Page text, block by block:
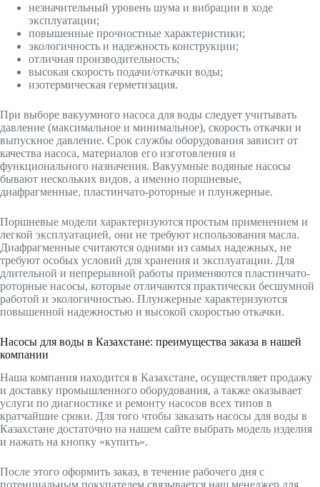
незначительный уровень шума и вибрации в ходе
эксплуатации;
повышенные прочностные характеристики;
экологичность и надежность конструкции;
отличная производительность;
высокая скорость подачи/откачки воды;
изотермическая герметизация.
При выборе вакуумного насоса для воды следует учитывать
давление (максимальное и минимальное), скорость откачки и
выпускное давление. Срок службы оборудования зависит от
качества насоса, материалов его изготовления и
функционального назначения. Вакуумные водяные насосы
бывают нескольких видов, а именно поршневые,
диафрагменные, пластинчато-роторные и плунжерные.
Поршневые модели характеризуются простым применением и
легкой эксплуатацией, они не требуют использования масла.
Диафрагменные считаются одними из самых надежных, не
требуют особых условий для хранения и эксплуатации. Для
длительной и непрерывной работы применяются пластинчато-
роторные насосы, которые отличаются практически бесшумной
работой и экологичностью. Плунжерные характеризуются
повышенной надежностью и высокой скоростью откачки.
Насосы для воды в Казахстане: преимущества заказа в нашей
компании
Наша компания находится в Казахстане, осуществляет продажу
и доставку промышленного оборудования, а также оказывает
услуги по диагностике и ремонту насосов всех типов в
кратчайшие сроки. Для того чтобы заказать насосы для воды в
Казахстане достаточно на нашем сайте выбрать модель изделия
и нажать на кнопку «купить».
После этого оформить заказ, в течение рабочего дня с